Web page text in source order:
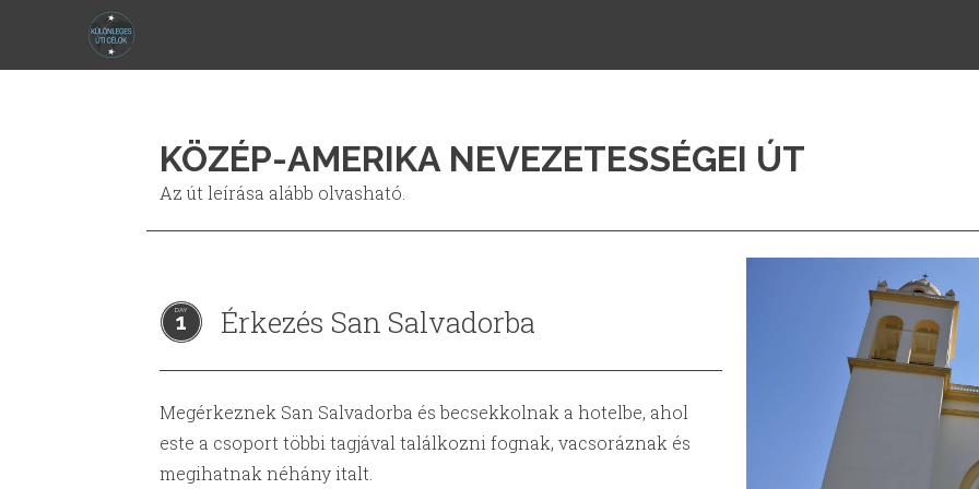
KÖZÉP-AMERIKA NEVEZETESSÉGEI ÚT
Az út leírása alább olvasható.
1 Érkezés San Salvadorba
Megérkeznek San Salvadorba és becsekkolnak a hotelbe, ahol
este a csoport többi tagjával találkozni fognak, vacsoráznak és
megihatnak néhány italt.